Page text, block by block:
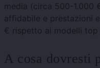
media (circa 500-1.000
affidabile e prestazioni
€ rispetto ai modelli top
A cosa dovresti